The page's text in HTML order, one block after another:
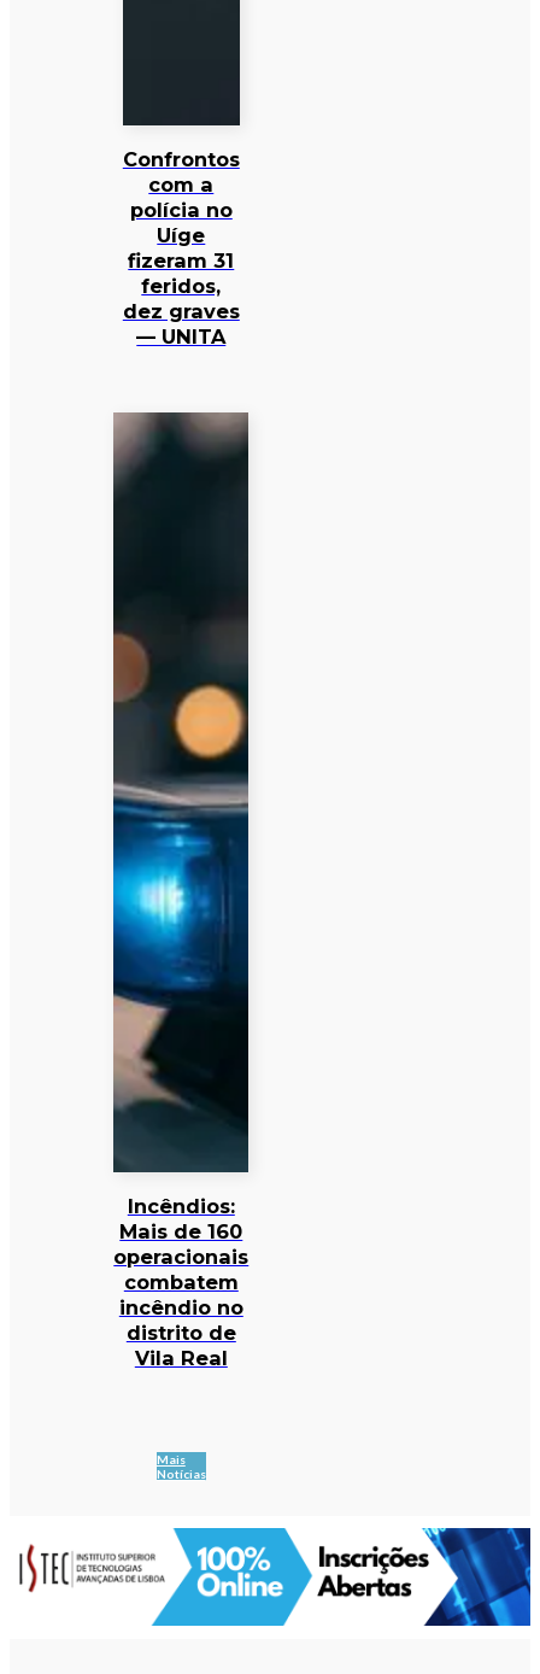
Confrontos
com a
polícia no
Uíge
fizeram 31
feridos,
dez graves
— UNITA
Incêndios:
Mais de 160
operacionais
combatem
incêndio no
distrito de
Vila Real
Mais
Notícias